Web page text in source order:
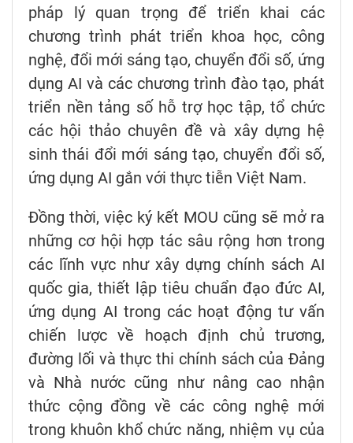
pháp lý quan trọng để triển khai các
chương trình phát triển khoa học, công
nghệ, đổi mới sáng tạo, chuyển đổi số, ứng
dụng AI và các chương trình đào tạo, phát
triển nền tảng số hỗ trợ học tập, tổ chức
các hội thảo chuyên đề và xây dựng hệ
sinh thái đổi mới sáng tạo, chuyển đổi số,
ứng dụng AI gắn với thực tiễn Việt Nam.
Đồng thời, việc ký kết MOU cũng sẽ mở ra
những cơ hội hợp tác sâu rộng hơn trong
các lĩnh vực như xây dựng chính sách AI
quốc gia, thiết lập tiêu chuẩn đạo đức AI,
ứng dụng AI trong các hoạt động tư vấn
chiến lược về hoạch định chủ trương,
đường lối và thực thi chính sách của Đảng
và Nhà nước cũng như nâng cao nhận
thức cộng đồng về các công nghệ mới
trong khuôn khổ chức năng, nhiệm vụ của